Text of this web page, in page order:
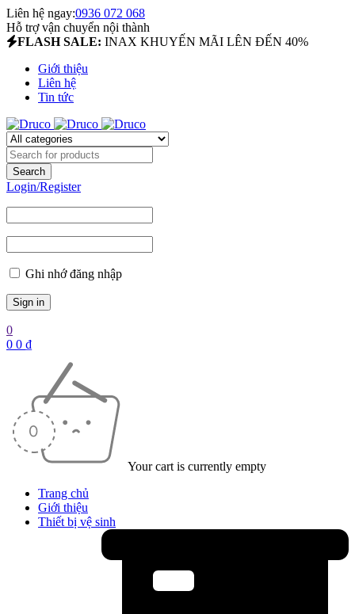
Liên hệ ngay:0936 072 068
Hỗ trợ vận chuyển nội thành
FLASH SALE: INAX KHUYẾN MÃI LÊN ĐẾN 40%
Giới thiệu
Liên hệ
Tin tức
Login/Register
Ghi nhớ đăng nhập
0
0 0 ₫
Your cart is currently empty
Trang chủ
Giới thiệu
Thiết bị vệ sinh